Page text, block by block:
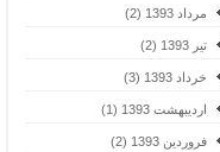
مرداد 1393 (2)
تیر 1393 (2)
خرداد 1393 (3)
اردیبهشت 1393 (1)
فروردین 1393 (2)